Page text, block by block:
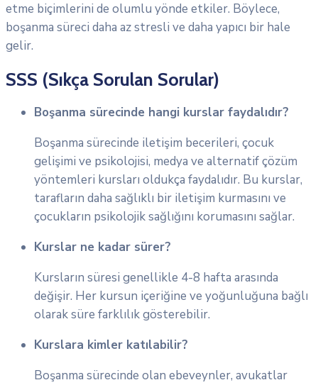
etme biçimlerini de olumlu yönde etkiler. Böylece,
boşanma süreci daha az stresli ve daha yapıcı bir hale
gelir.
SSS (Sıkça Sorulan Sorular)
Boşanma sürecinde hangi kurslar faydalıdır?
Boşanma sürecinde iletişim becerileri, çocuk
gelişimi ve psikolojisi, medya ve alternatif çözüm
yöntemleri kursları oldukça faydalıdır. Bu kurslar,
tarafların daha sağlıklı bir iletişim kurmasını ve
çocukların psikolojik sağlığını korumasını sağlar.
Kurslar ne kadar sürer?
Kursların süresi genellikle 4-8 hafta arasında
değişir. Her kursun içeriğine ve yoğunluğuna bağlı
olarak süre farklılık gösterebilir.
Kurslara kimler katılabilir?
Boşanma sürecinde olan ebeveynler, avukatlar